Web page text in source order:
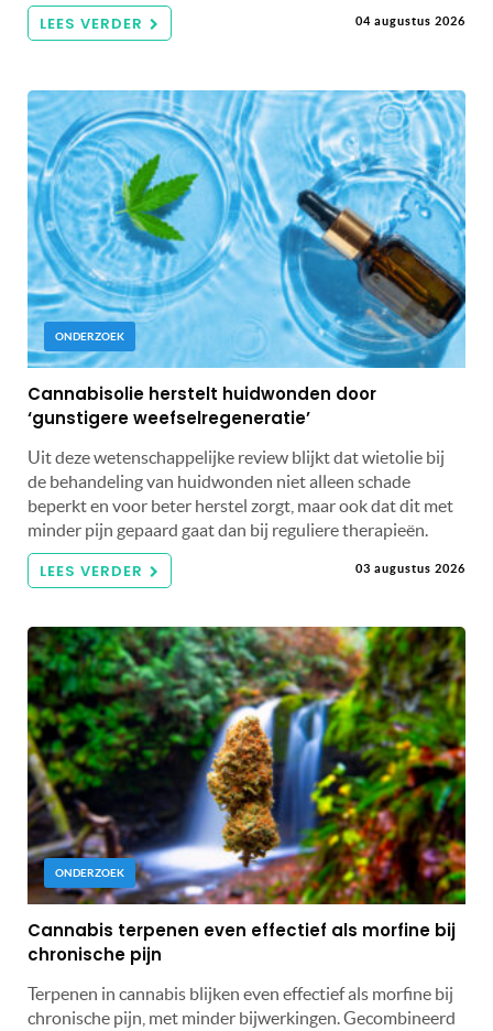
LEES VERDER 04 augustus 2026
ONDERZOEK
Cannabisolie herstelt huidwonden door
‘gunstigere weefselregeneratie’
Uit deze wetenschappelijke review blijkt dat wietolie bij
de behandeling van huidwonden niet alleen schade
beperkt en voor beter herstel zorgt, maar ook dat dit met
minder pijn gepaard gaat dan bij reguliere therapieën.
LEES VERDER 03 augustus 2026
ONDERZOEK
Cannabis terpenen even effectief als morfine bij
chronische pijn
Terpenen in cannabis blijken even effectief als morfine bij
chronische pijn, met minder bijwerkingen. Gecombineerd